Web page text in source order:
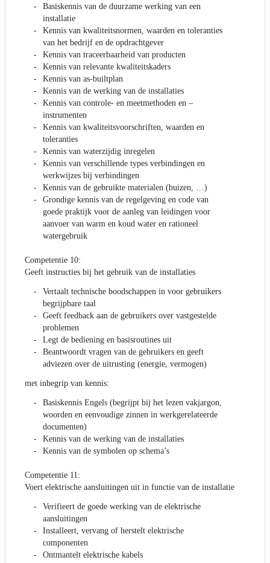
Basiskennis van de duurzame werking van een
installatie
Kennis van kwaliteitsnormen, waarden en toleranties
van het bedrijf en de opdrachtgever
Kennis van traceerbaarheid van producten
Kennis van relevante kwaliteitskaders
Kennis van as-builtplan
Kennis van de werking van de installaties
Kennis van controle- en meetmethoden en –
instrumenten
Kennis van kwaliteitsvoorschriften, waarden en
toleranties
Kennis van waterzijdig inregelen
Kennis van verschillende types verbindingen en
werkwijzes bij verbindingen
Kennis van de gebruikte materialen (buizen, …)
Grondige kennis van de regelgeving en code van
goede praktijk voor de aanleg van leidingen voor
aanvoer van warm en koud water en rationeel
watergebruik
Competentie 10:
Geeft instructies bij het gebruik van de installaties
Vertaalt technische boodschappen in voor gebruikers
begrijpbare taal
Geeft feedback aan de gebruikers over vastgestelde
problemen
Legt de bediening en basisroutines uit
Beantwoordt vragen van de gebruikers en geeft
adviezen over de uitrusting (energie, vermogen)
met inbegrip van kennis:
Basiskennis Engels (begrijpt bij het lezen vakjargon,
woorden en eenvoudige zinnen in werkgerelateerde
documenten)
Kennis van de werking van de installaties
Kennis van de symbolen op schema’s
Competentie 11:
Voert elektrische aansluitingen uit in functie van de installatie
Verifieert de goede werking van de elektrische
aansluitingen
Installeert, vervang of herstelt elektrische
componenten
Ontmantelt elektrische kabels